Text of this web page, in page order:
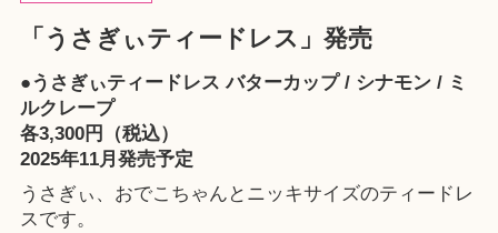
「うさぎぃティードレス」発売
●うさぎぃティードレス バターカップ / シナモン / ミ
ルクレープ
各3,300円（税込）
2025年11月発売予定
うさぎぃ、おでこちゃんとニッキサイズのティードレ
スです。